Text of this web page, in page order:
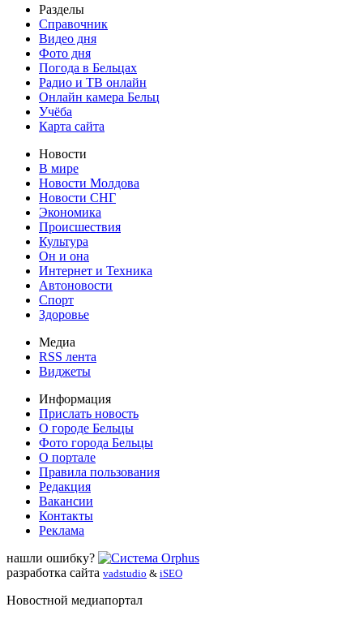
Разделы
Справочник
Видео дня
Фото дня
Погода в Бельцах
Радио и ТВ онлайн
Онлайн камера Бельц
Учёба
Карта сайта
Новости
В мире
Новости Молдова
Новости СНГ
Экономика
Происшествия
Культура
Он и она
Интернет и Техника
Автоновости
Спорт
Здоровье
Медиа
RSS лента
Виджеты
Информация
Прислать новость
О городе Бельцы
Фото города Бельцы
О портале
Правила пользования
Редакция
Вакансии
Контакты
Реклама
нашли ошибку?
разработка сайта vadstudio & iSEO
Новостной медиапортал